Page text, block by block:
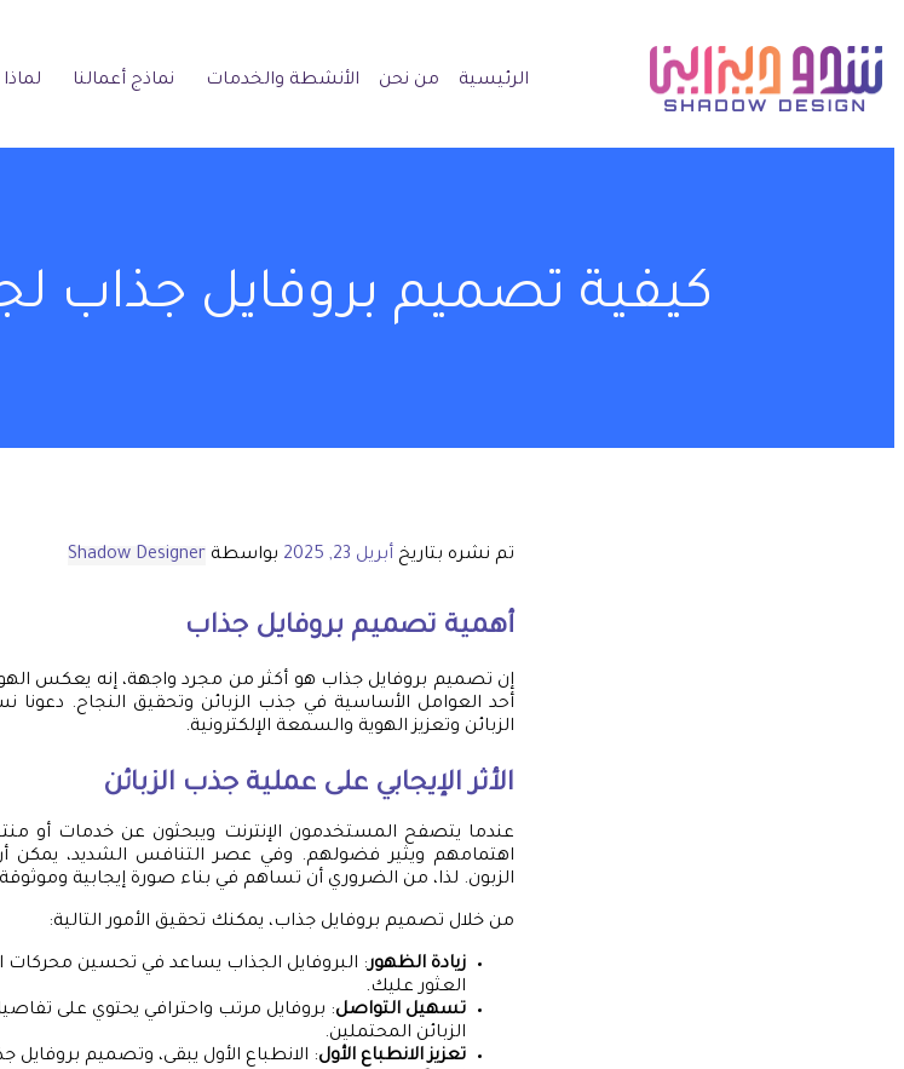
الرئيسية من نحن الأنشطة والخدمات نماذج أعمالنا
كيفية تصميم بروفايل جذاب
تم نشره بتاريخ أبريل 23, 2025 بواسطة Shadow Designer
أهمية تصميم بروفايل جذاب
إن تصميم بروفايل جذاب هو أكثر من مجرد واجهة، إنه يعكس
أحد العوامل الأساسية في جذب الزبائن وتحقيق النجاح. دعونا
الزبائن وتعزيز الهوية والسمعة الإلكترونية.
الأثر الإيجابي على عملية جذب الزبائن
عندما يتصفح المستخدمون الإنترنت ويبحثون عن خدمات أو
اهتمامهم ويثير فضولهم. وفي عصر التنافس الشديد، يمكن
الزبون. لذا، من الضروري أن تساهم في بناء صورة إيجابية
من خلال تصميم بروفايل جذاب، يمكنك تحقيق الأمور التالية:
زيادة الظهور: البروفايل الجذاب يساعد في تحسين
العثور عليك.
تسهيل التواصل: بروفايل مرتب واحترافي يحتوي على
الزبائن المحتملين.
تعزيز الانطباع الأول: الانطباع الأول يبقى، وتصميم بروفايل